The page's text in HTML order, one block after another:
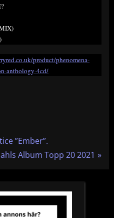
product/phenomena-
anthology-4cd/
”Ember”.
Album Topp 20 2021